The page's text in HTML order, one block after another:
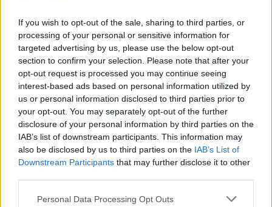
If you wish to opt-out of the sale, sharing to third parties, or
processing of your personal or sensitive information for
targeted advertising by us, please use the below opt-out
section to confirm your selection. Please note that after your
opt-out request is processed you may continue seeing
interest-based ads based on personal information utilized by
us or personal information disclosed to third parties prior to
your opt-out. You may separately opt-out of the further
disclosure of your personal information by third parties on the
IAB’s list of downstream participants. This information may
also be disclosed by us to third parties on the IAB’s List of
Downstream Participants that may further disclose it to other
Personal Data Processing Opt Outs
Δημοσκόπηση GPO για την Περιφέρεια Αττικής: Ψήφος
εμπιστοσύνης στον Νίκο Χαρδαλιά (Πίνακες)